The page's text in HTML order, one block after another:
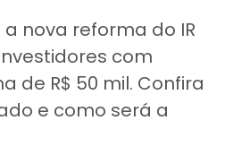
nova reforma do IR
com
de R$ 50 mil. Confira
e como será a